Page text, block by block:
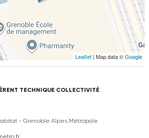
Leaflet | Map data ©Google
TECHNIQUE COLLECTIVITÉ
- Grenoble Alpes Métropole